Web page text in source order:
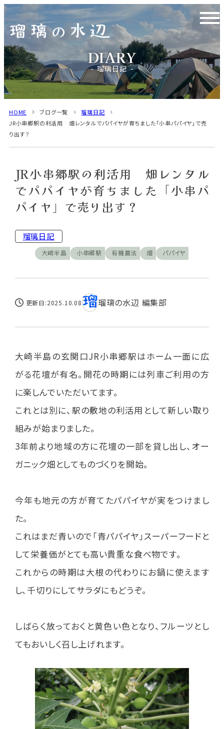
瑠璃日記
HOME ブログ一覧
瑠璃日記
JR小串郷駅の利活用 畑レンタルでパパイヤが育ちました「小串パパイヤ」で売
り出す？
JR小串郷駅の利活用 畑レンタル
でパパイヤが育ちました「小串パ
パイヤ」で売り出す？
瑠璃日記
大崎半島 小串郷駅 有機農法 畑 パパイヤ
更新日:2025.10.08 瑠璃の水辺 編集部
大崎半島の玄関口JR小串郷駅はホーム一面に広
がる花壇が有名。開花の時期には列車ご利用の方
に楽しんでいただいてます。
これとは別に、駅の敷地の利活用として新しい取り
組みが始まりました。
3年前より地域の方に花壇の一部を貸し出し、オー
ガニック畑としてものづくりを開始。
今年も地元の方が育てたパパイヤが実をつけまし
た。
これはまだ青いので「青パパイヤ」スーパーフードと
して栄養価がとても高い貴重な食べ物です。
これからの時期は大根の代わりにお鍋に使えます
し、千切りにしてサラダにもどうぞ。
しばらく放っておくと黄色い色となり、フルーツとし
てもおいしく召し上げれます。